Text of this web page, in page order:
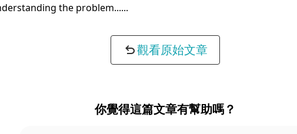
the problem...
觀看原始文章
你覺得這篇文章有幫助嗎？